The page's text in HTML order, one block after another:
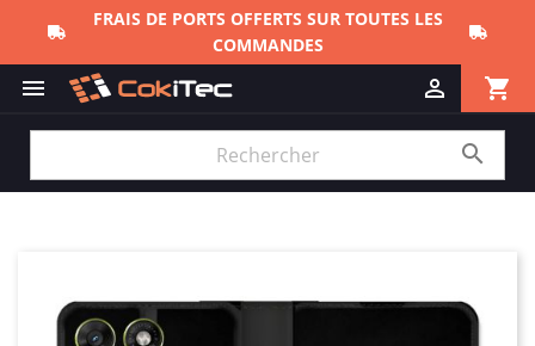
FRAIS DE PORTS OFFERTS SUR TOUTES LES
COMMANDES
 shopping_cart

